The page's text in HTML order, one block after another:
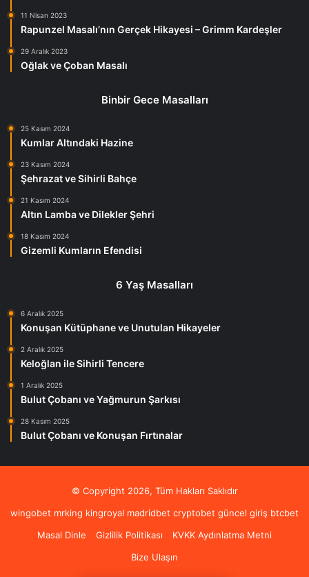
11 Nisan 2023
Rapunzel Masalı’nın Gerçek Hikayesi – Grimm Kardeşler
29 Aralık 2023
Oğlak ve Çoban Masalı
Binbir Gece Masalları
25 Kasım 2024
Kumlar Altındaki Hazine
23 Kasım 2024
Şehrazat ve Sihirli Bahçe
21 Kasım 2024
Altın Lamba ve Dilekler Şehri
18 Kasım 2024
Gizemli Kumların Efendisi
6 Yaş Masalları
6 Aralık 2025
Konuşan Kütüphane ve Unutulan Hikayeler
2 Aralık 2025
Keloğlan ile Sihirli Tencere
1 Aralık 2025
Bulut Çobanı ve Yağmurun Şarkısı
28 Kasım 2025
Bulut Çobanı ve Konuşan Fırtınalar
© Copyright 2026, Tüm Hakları Saklıdır
wingobet mrking kingroyal madridbet cryptobet güncel giriş btcbet
Masal Dinle
Gizlilik Politikası
KVKK Aydınlatma Metni
Bize Ulaşın